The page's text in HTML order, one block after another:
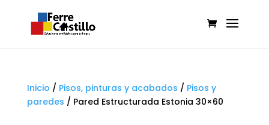
Inicio / Pisos, pinturas y acabados / Pisos y
paredes / Pared Estructurada Estonia 30×60